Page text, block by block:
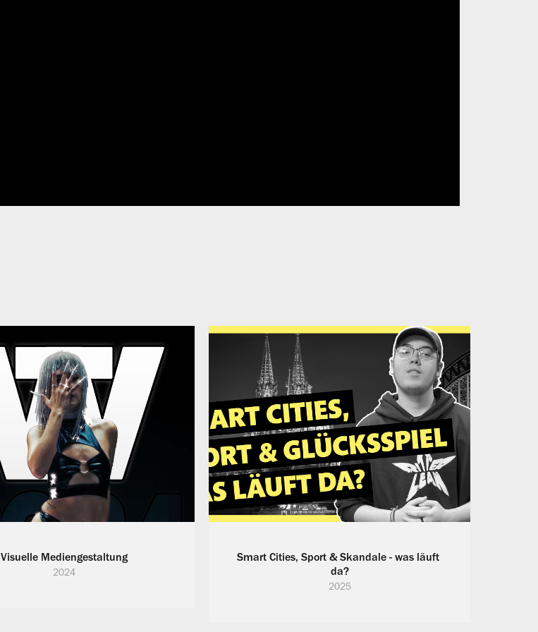
Visuelle Mediengestaltung
2024
Smart Cities, Sport & Skandale - was läuft
da?
2025